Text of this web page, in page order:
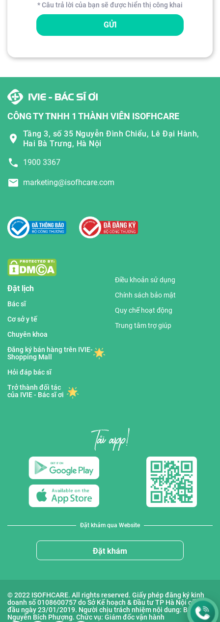
* Câu trả lời của bạn sẽ được hiển thị công khai
GỬI
CÔNG TY TNHH 1 THÀNH VIÊN ISOFHCARE
Tầng 3, số 35 Nguyễn Đình Chiểu, Lê Đại Hành,
Hai Bà Trưng, Hà Nội
1900 3367
marketing@isofhcare.com
Đặt lịch
Bác sĩ
Cơ sở y tế
Chuyên khoa
Đăng ký bán hàng trên IVIE-
Shopping Mall
Hỏi đáp bác sĩ
Trở thành đối tác
của IVIE - Bác sĩ ơi
Điều khoản sử dụng
Chính sách bảo mật
Quy chế hoạt động
Trung tâm trợ giúp
Đặt khám qua Website
Đặt khám
© 2022 ISOFHCARE. All rights reserved. Giấy phép đăng ký kinh
doanh số 0108600757 do Sở Kế hoạch & Đầu tư TP Hà Nội cấp lần
đầu ngày 23/01/2019. Người chịu trách nhiệm nội dung: Bà
Nguyễn Bích Phượng. Chức vụ: Giám đốc vận hành